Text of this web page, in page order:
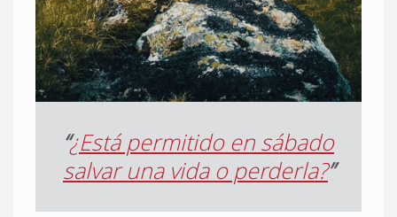
“¿Está permitido en sábado
salvar una vida o perderla?”